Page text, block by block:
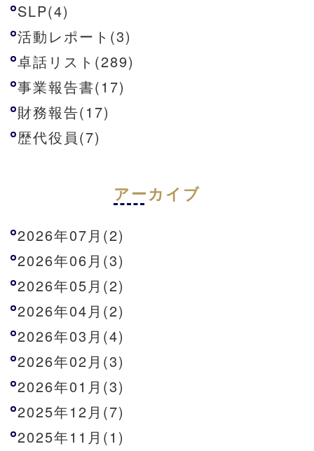
SLP(4)
活動レポート(3)
卓話リスト(289)
事業報告書(17)
財務報告(17)
歴代役員(7)
アーカイブ
2026年07月(2)
2026年06月(3)
2026年05月(2)
2026年04月(2)
2026年03月(4)
2026年02月(3)
2026年01月(3)
2025年12月(7)
2025年11月(1)